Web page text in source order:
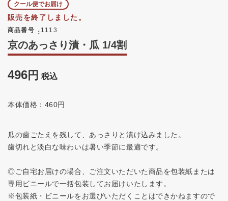
クール便でお届け
販売を終了しました。
商品番号 1113
京のあっさり漬・瓜 1/4割
496 税込
本体価格：460円
瓜の歯ごたえを残して、あっさりと漬け込みました。
歯切れと淡白な味わいは暑い季節に最適です。
◎ご自宅お届けの場合、ご注文いただいた商品を包装紙または
専用ビニールで一括包装してお届けいたします。
※包装紙・ビニールをお選びいただくことはできかねますので